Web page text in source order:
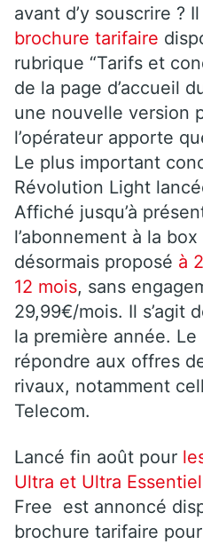
avant d’y souscrire ?
brochure tarifaire
rubrique “Tarifs et
de la page d’accueil
une nouvelle version
l’opérateur apporte
Le plus important
Révolution Light
Affiché jusqu’à
l’abonnement à la
désormais proposé à
12 mois, sans
29,99€/mois. Il s’agit
la première année.
répondre aux offres
rivaux, notamment
Telecom.
Lancé fin août pour
Ultra et Ultra
Free est annoncé
brochure tarifaire